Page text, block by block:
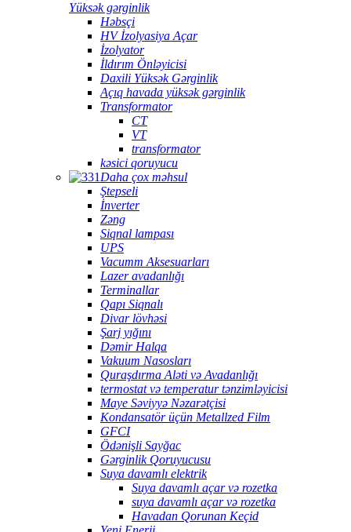
Yüksək gərginlik
Həbsçi
HV İzolyasiya Açar
İzolyator
İldırım Önləyicisi
Daxili Yüksək Gərginlik
Açıq havada yüksək gərginlik
Transformator
CT
VT
transformator
kəsici qoruyucu
Daha çox məhsul
Ştepseli
İnverter
Zəng
Siqnal lampası
UPS
Vacumm Aksesuarları
Lazer avadanlığı
Terminallar
Qapı Siqnalı
Divar lövhəsi
Şarj yığını
Dəmir Halqa
Vakuum Nasosları
Quraşdırma Aləti və Avadanlığı
termostat və temperatur tənzimləyicisi
Maye Səviyyə Nəzarətçisi
Kondansatör üçün Metallzed Film
GFCI
Ödənişli Sayğac
Gərginlik Qoruyucusu
Suya davamlı elektrik
Suya davamlı açar və rozetka
suya davamlı açar və rozetka
Havadan Qorunan Keçid